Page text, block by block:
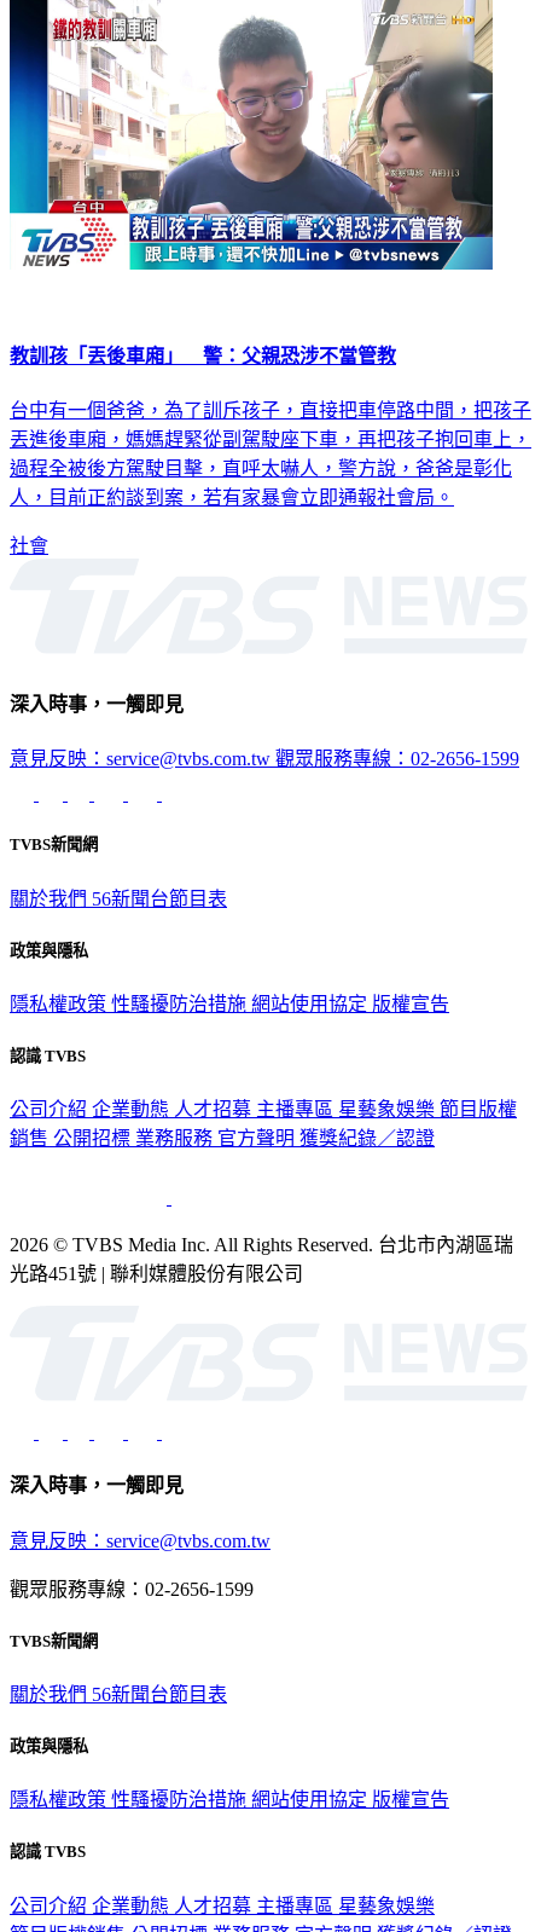
教訓孩「丟後車廂」 警：父親恐涉不當管教
台中有一個爸爸，為了訓斥孩子，直接把車停路中間，把孩子
丟進後車廂，媽媽趕緊從副駕駛座下車，再把孩子抱回車上，
過程全被後方駕駛目擊，直呼太嚇人，警方說，爸爸是彰化
人，目前正約談到案，若有家暴會立即通報社會局。
社會
深入時事，一觸即見
意見反映：service@tvbs.com.tw 觀眾服務專線：02-2656-1599
TVBS新聞網
關於我們 56新聞台節目表
政策與隱私
隱私權政策 性騷擾防治措施 網站使用協定 版權宣告
認識 TVBS
公司介紹 企業動態 人才招募 主播專區 星藝象娛樂 節目版權
銷售 公開招標 業務服務 官方聲明 獲獎紀錄／認證
2026 © TVBS Media Inc. All Rights Reserved. 台北市內湖區瑞
光路451號 | 聯利媒體股份有限公司
深入時事，一觸即見
意見反映：service@tvbs.com.tw
觀眾服務專線：02-2656-1599
TVBS新聞網
關於我們 56新聞台節目表
政策與隱私
隱私權政策 性騷擾防治措施 網站使用協定 版權宣告
認識 TVBS
公司介紹 企業動態 人才招募 主播專區 星藝象娛樂